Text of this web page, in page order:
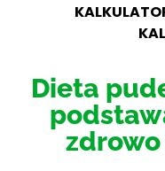
Dieta